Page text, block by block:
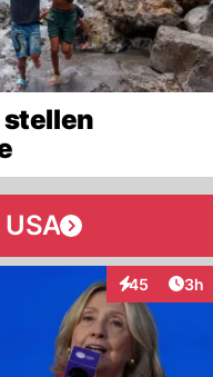
stellen
USA
45
Interaktionen
3h